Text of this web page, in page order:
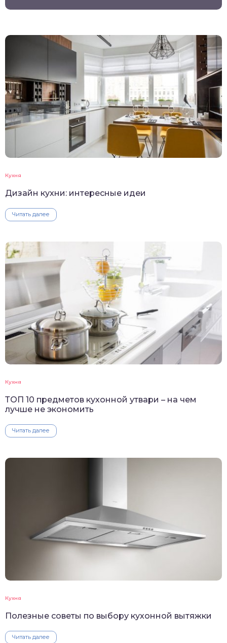
Кухня
Дизайн кухни: интересные идеи
Читать далее
Кухня
ТОП 10 предметов кухонной утвари – на чем
лучше не экономить
Читать далее
Кухня
Полезные советы по выбору кухонной вытяжки
Читать далее